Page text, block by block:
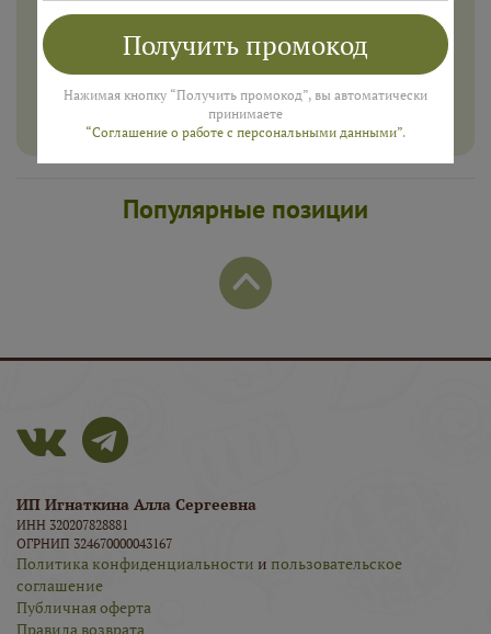
ПОЛУЧИТЬ
Популярные позиции
ИП Игнаткина Алла Сергеевна
ИНН 320207828881
ОГРНИП 324670000043167
Политика конфиденциальности и пользовательское
соглашение
Публичная оферта
Правила возврата
Получить промокод
Нажимая кнопку “Получить промокод”, вы автоматически
принимаете
“Соглашение о работе с персональными данными”.